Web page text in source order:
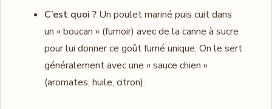
C’est quoi ? Un poulet mariné puis cuit dans
un « boucan » (fumoir) avec de la canne à sucre
pour lui donner ce goût fumé unique. On le sert
généralement avec une « sauce chien »
(aromates, huile, citron).